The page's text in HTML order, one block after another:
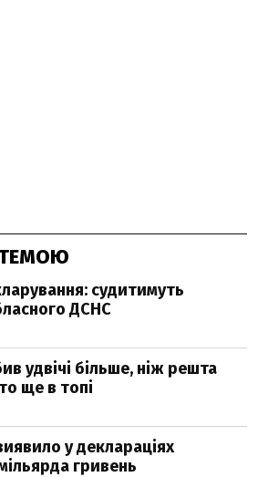
ТЕМОЮ
судитимуть
ДСНС
удвічі більше, ніж решта
ще в топі
у деклараціях
гривень